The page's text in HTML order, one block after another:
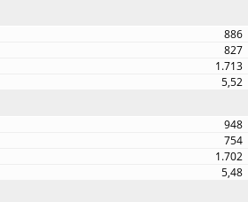
886
827
1.713
5,52
948
754
1.702
5,48